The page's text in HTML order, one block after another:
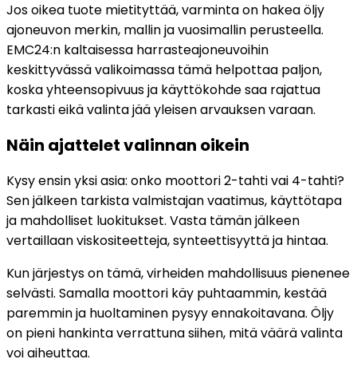
Jos oikea tuote mietityttää, varminta on hakea öljy
ajoneuvon merkin, mallin ja vuosimallin perusteella.
EMC24:n kaltaisessa harrasteajoneuvoihin
keskittyvässä valikoimassa tämä helpottaa paljon,
koska yhteensopivuus ja käyttökohde saa rajattua
tarkasti eikä valinta jää yleisen arvauksen varaan.
Näin ajattelet valinnan oikein
Kysy ensin yksi asia: onko moottori 2-tahti vai 4-tahti?
Sen jälkeen tarkista valmistajan vaatimus, käyttötapa
ja mahdolliset luokitukset. Vasta tämän jälkeen
vertaillaan viskositeetteja, synteettisyyttä ja hintaa.
Kun järjestys on tämä, virheiden mahdollisuus pienenee
selvästi. Samalla moottori käy puhtaammin, kestää
paremmin ja huoltaminen pysyy ennakoitavana. Öljy
on pieni hankinta verrattuna siihen, mitä väärä valinta
voi aiheuttaa.